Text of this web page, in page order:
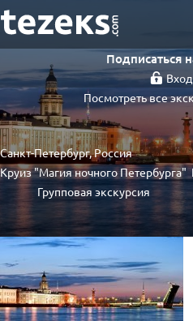
Подписаться
Посмотреть все
Санкт-Петербург, Россия
Круиз "Магия ночного Петербурга"
Групповая экскурсия